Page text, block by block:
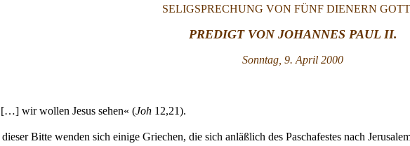
SELIGSPRECHUNG VON FÜNF DIENERN
PREDIGT VON JOHANNES PAUL II.
Sonntag, 9. April 2000
wir wollen Jesus sehen« (Joh 12,21).
Bitte wenden sich einige Griechen, die sich anläßlich des Paschafestes nach